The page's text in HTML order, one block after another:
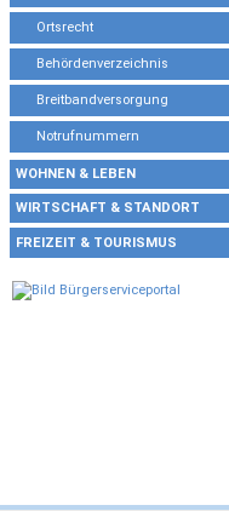
Ortsrecht
Behördenverzeichnis
Breitbandversorgung
Notrufnummern
WOHNEN & LEBEN
WIRTSCHAFT & STANDORT
FREIZEIT & TOURISMUS